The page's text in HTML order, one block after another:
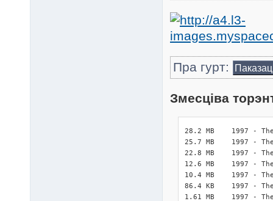
Пра гурт:
Змесціва
28.2 MB    1997 -
25.7 MB    1997 -
22.8 MB    1997 -
12.6 MB    1997 -
10.4 MB    1997 -
86.4 KB    1997 -
1.61 MB    1997 -